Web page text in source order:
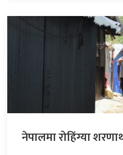
नेपालमा रोहिंग्या